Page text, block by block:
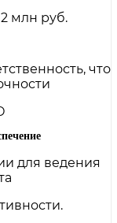
что
для ведения